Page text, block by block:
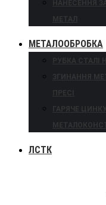
НАНЕСЕННЯ
МЕТАЛ
МЕТАЛООБРОБКА
РУБКА СТАЛІ
ЗГИНАННЯ
ПРЕСІ
ГАРЯЧЕ
ЛСТК